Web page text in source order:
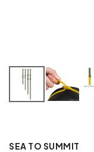
SEA TO SUMMIT